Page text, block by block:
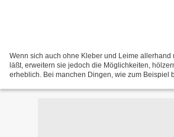
Wenn sich auch ohne Kleber und Leime allerhand
läßt, erweitern sie jedoch die Möglichkeiten,
erheblich. Bei manchen Dingen, wie zum Beispiel